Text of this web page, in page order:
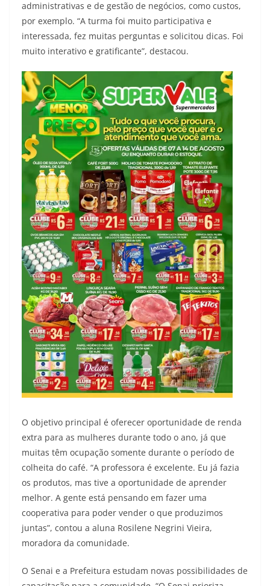
administrativas e de gestão de negócios, como custos,
por exemplo. “A turma foi muito participativa e
interessada, fez muitas perguntas e solicitou dicas. Foi
muito interativo e gratificante”, destacou.
O objetivo principal é oferecer oportunidade de renda
extra para as mulheres durante todo o ano, já que
muitas têm ocupação somente durante o período de
colheita do café. “A professora é excelente. Eu já fazia
os produtos, mas tive a oportunidade de aprender
melhor. A gente está pensando em fazer uma
cooperativa para poder vender o que produzimos
juntas”, contou a aluna Rosilene Negrini Vieira,
moradora da comunidade.
O Senai e a Prefeitura estudam novas possibilidades de